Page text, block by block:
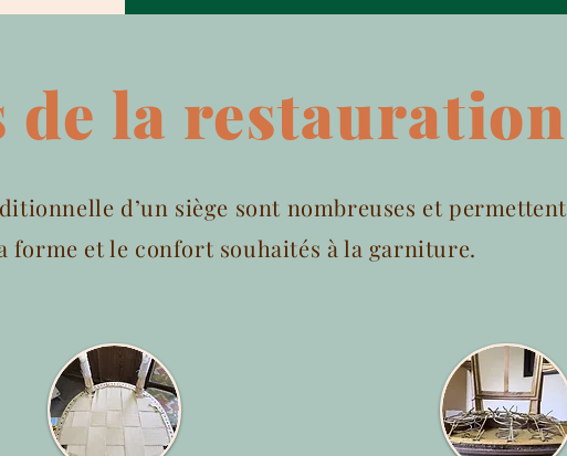
de la restauration
d’un siège sont nombreuses et permettent
forme et le confort souhaités à la garniture.